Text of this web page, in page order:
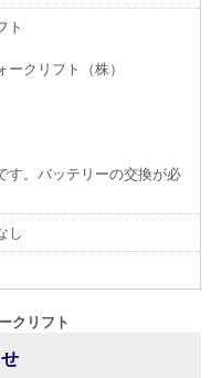
ト
ークリフト（株）
す。バッテリーの交換が必
し
クリフト